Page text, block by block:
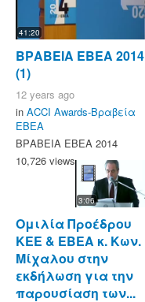
41:20
ΒΡΑΒΕΙΑ ΕΒΕΑ 2014
(1)
12 years ago
in ACCI Awards-Βραβεία
ΕΒΕΑ
ΒΡΑΒΕΙΑ ΕΒΕΑ 2014
10,726 views
3:06
Ομιλία Προέδρου
ΚΕΕ & ΕΒΕΑ κ. Κων.
Μίχαλου στην
εκδήλωση για την
παρουσίαση των...